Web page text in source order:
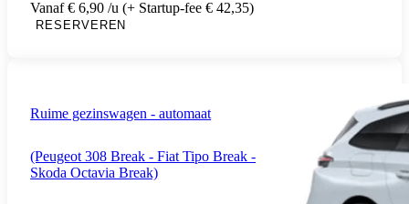
Vanaf € 6,90 /u (+ Startup-fee € 42,35)
RESERVEREN
Ruime gezinswagen - automaat
(Peugeot 308 Break - Fiat Tipo Break -
Skoda Octavia Break)